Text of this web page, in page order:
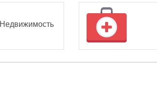
Недвижимость